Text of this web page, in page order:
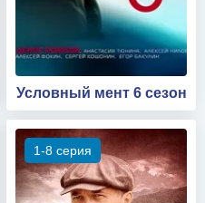
Условный мент 6 сезон
1-8 серия